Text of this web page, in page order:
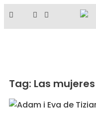
Tag: Las